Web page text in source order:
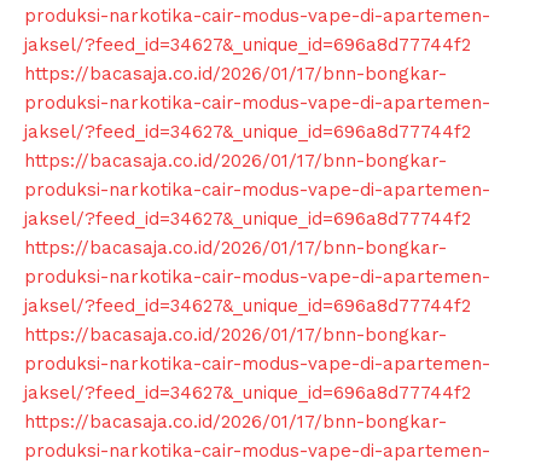
produksi-narkotika-cair-modus-vape-di-apartemen-
jaksel/?feed_id=34627&_unique_id=696a8d77744f2
https://bacasaja.co.id/2026/01/17/bnn-bongkar-
produksi-narkotika-cair-modus-vape-di-apartemen-
jaksel/?feed_id=34627&_unique_id=696a8d77744f2
https://bacasaja.co.id/2026/01/17/bnn-bongkar-
produksi-narkotika-cair-modus-vape-di-apartemen-
jaksel/?feed_id=34627&_unique_id=696a8d77744f2
https://bacasaja.co.id/2026/01/17/bnn-bongkar-
produksi-narkotika-cair-modus-vape-di-apartemen-
jaksel/?feed_id=34627&_unique_id=696a8d77744f2
https://bacasaja.co.id/2026/01/17/bnn-bongkar-
produksi-narkotika-cair-modus-vape-di-apartemen-
jaksel/?feed_id=34627&_unique_id=696a8d77744f2
https://bacasaja.co.id/2026/01/17/bnn-bongkar-
produksi-narkotika-cair-modus-vape-di-apartemen-